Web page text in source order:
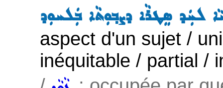
ܠܚܲܕ ܣܸܛܪܵܐ ܕܨܒ݂ܘܼܬܵܐ ܒܲܠܚܘܼܕ
aspect d'un sujet /
inéquitable / partial /